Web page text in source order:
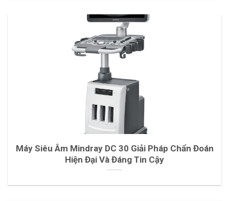
Máy Siêu Âm Mindray DC 30 Giải Pháp Chẩn Đoán
Hiện Đại Và Đáng Tin Cậy